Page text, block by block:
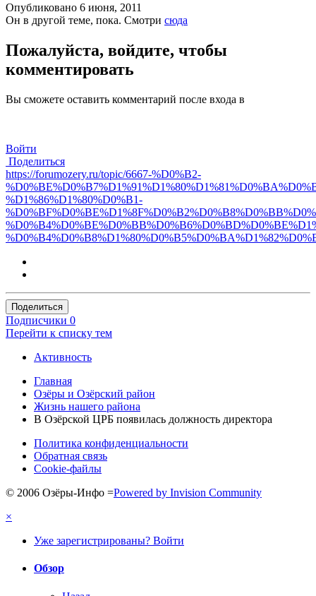
Опубликовано 6 июня, 2011
Он в другой теме, пока. Смотри сюда
Пожалуйста, войдите, чтобы
комментировать
Вы сможете оставить комментарий после входа в
Войти
Поделиться
https://forumozery.ru/topic/6667-%D0%B2-
%D1%86%D1%80%D0%B1-
Поделиться
Подписчики 0
Перейти к списку тем
Активность
Главная
Озёры и Озёрский район
Жизнь нашего района
В Озёрской ЦРБ появилась должность директора
Политика конфиденциальности
Обратная связь
Cookie-файлы
© 2006 Озёры-Инфо =Powered by Invision Community
×
Уже зарегистрированы? Войти
Обзор